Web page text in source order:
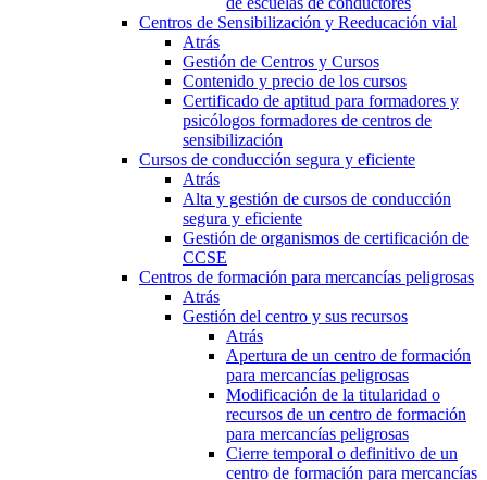
Centros de Sensibilización y Reeducación vial
Atrás
Gestión de Centros y Cursos
Contenido y precio de los cursos
Certificado de aptitud para formadores y
psicólogos formadores de centros de
sensibilización
Cursos de conducción segura y eficiente
Atrás
Alta y gestión de cursos de conducción
segura y eficiente
Gestión de organismos de certificación de
CCSE
Centros de formación para mercancías peligrosas
Atrás
Gestión del centro y sus recursos
Atrás
Apertura de un centro de formación
para mercancías peligrosas
Modificación de la titularidad o
recursos de un centro de formación
para mercancías peligrosas
Cierre temporal o definitivo de un
centro de formación para mercancías